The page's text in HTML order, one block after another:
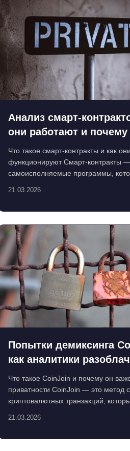
Анализ смарт-
они работают и
для приватности
Что такое смарт-контракты и как они
функционируют Смарт-контракты
самоисполняемые программы,
21.03.2026
Попытки демиксинга
как аналитики
приватные транзакции
Что такое CoinJoin и почему он
приватности CoinJoin — это метод смешивания
криптовалютных транзакций,
21.03.2026